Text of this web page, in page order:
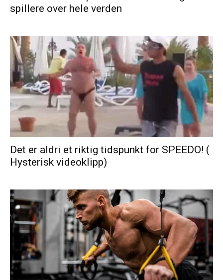
spillere over hele verden
Det er aldri et riktig tidspunkt for SPEEDO! (
Hysterisk videoklipp)